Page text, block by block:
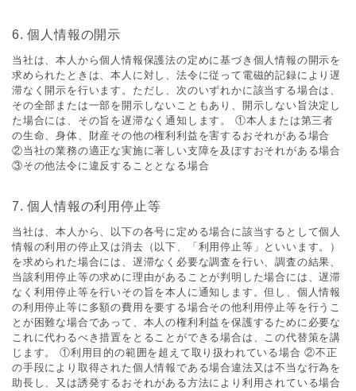
6. 個⼈情報の開⽰
当社は、本⼈から個⼈情報保護法の定めに基づき個⼈情報の開⽰を
求められたときは、本⼈に対し、法令に従って電磁的記録により遅
滞なく開⽰を⾏います。ただし、次のいずれかに該当する場合は、
その全部または⼀部を開⽰しないこともあり、開⽰しない旨決定し
た場合には、その旨を遅滞なく通知します。 ①本⼈または第三者
の⽣命、⾝体、財産その他の権利利益を害するおそれがある場合
②当社の業務の適正な実施に著しい⽀障を及ぼすおそれがある場合
③その他法令に違反することとなる場合
7. 個⼈情報の利⽤停⽌等
当社は、本⼈から、以下の各号に定める場合に該当するとして個⼈
情報の利⽤の停⽌⼜は消去（以下、「利⽤停⽌等」といいます。）
を求められた場合には、遅滞なく必要な調査を⾏い、調査の結果、
当該利⽤停⽌等の求めに理由があることが判明した場合には、遅滞
なく利⽤停⽌等を⾏いその旨を本⼈に通知します。但し、個⼈情報
の利⽤停⽌等に多額の費⽤を要する場合その他利⽤停⽌等を⾏うこ
とが困難な場合であって、本⼈の権利利益を保護するために必要な
これに代わるべき措置をとることができる場合は、この代替策を講
じます。 ①利⽤⽬的の範囲を超えて取り扱われている場合 ②不正
の⼿段により取得された個⼈情報である場合違法⼜は不当な⾏為を
助⻑し、⼜は誘発するおそれがある⽅法により利⽤されている場合